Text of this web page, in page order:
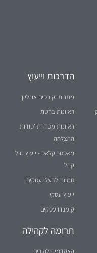
הדרכות וייעוץ
מתנות וקורסים אונליין
ראיונות מסדרת 'סודות
ההצלחה'
מאסטר קלאס - ייעוץ מול
קהל
סמינר לבעלי עסקים
תרומה לקהילה
האקדמיה להורים